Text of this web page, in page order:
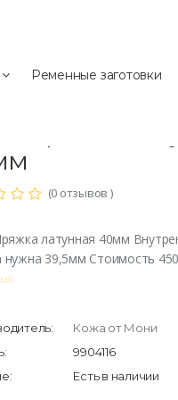
Ременные заготовки
(0 отзывов )
латунная 40мм
нужна 39,5мм Стоимость
Кожа от Мони
9904116
Есть в наличии